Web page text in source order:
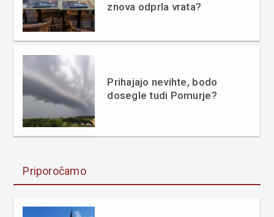
znova odprla vrata?
Prihajajo nevihte, bodo
dosegle tudi Pomurje?
Priporočamo